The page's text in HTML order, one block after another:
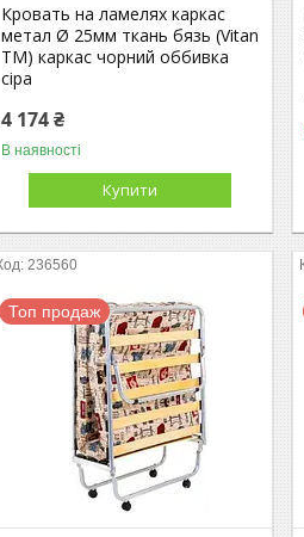
Кровать на ламелях каркас
метал Ø 25мм ткань бязь (Vitan
ТМ) каркас чорний оббивка
сіра
4 174 ₴
В наявності
Купити
236560
Топ продаж